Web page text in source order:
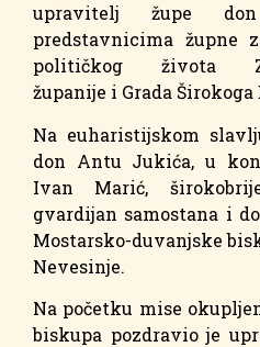
upravitelj župe
predstavnicima župne
političkog života
županije i Grada Širokoga
Na euharistijskom
don Antu Jukića, u
Ivan Marić,
gvardijan samostana i
Mostarsko-duvanjske
Nevesinje.
Na početku mise
biskupa pozdravio je